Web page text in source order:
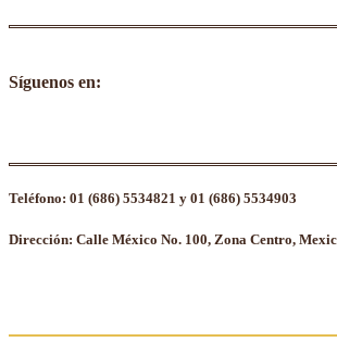
Síguenos en:
Teléfono: 01 (686) 5534821 y 01 (686) 5534903
Dirección: Calle México No. 100, Zona Centro,